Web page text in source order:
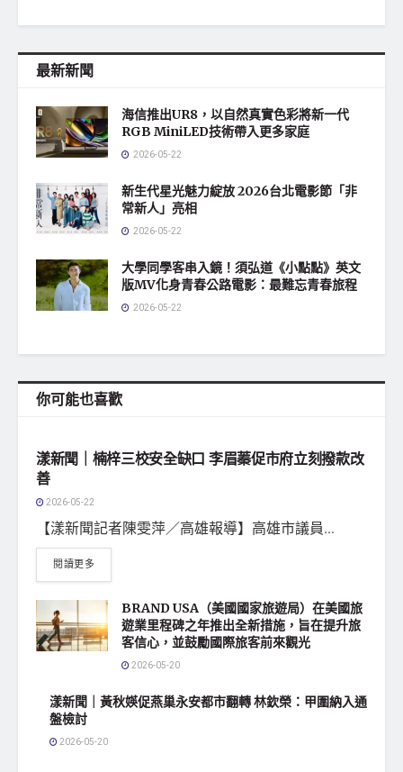
最新新聞
海信推出UR8，以自然真實色彩將新一代
RGB MiniLED技術帶入更多家庭
2026-05-22
新生代星光魅力綻放 2026台北電影節「非
常新人」亮相
2026-05-22
大學同學客串入鏡！須弘道《小點點》英文
版MV化身青春公路電影：最難忘青春旅程
2026-05-22
你可能也喜歡
漾新聞｜楠梓三校安全缺口 李眉蓁促市府立刻撥款改
善
2026-05-22
【漾新聞記者陳雯萍／高雄報導】高雄市議員...
閱讀更多
BRAND USA（美國國家旅遊局）在美國旅
遊業里程碑之年推出全新措施，旨在提升旅
客信心，並鼓勵國際旅客前來觀光
2026-05-20
漾新聞｜黃秋媖促燕巢永安都市翻轉 林欽榮：甲圍納入通
盤檢討
2026-05-20